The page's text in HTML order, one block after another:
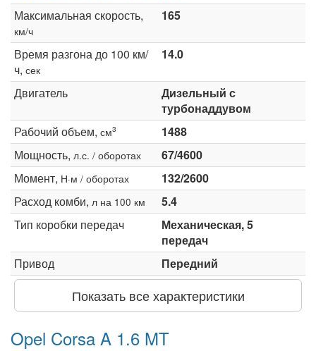
Максимальная скорость,
км/ч
165
Время разгона до 100 км/
ч, сек
14.0
Двигатель
Дизельный с
турбонаддувом
Рабочий объем, см3
1488
Мощность, л.с. / оборотах
67/4600
Момент, Н·м / оборотах
132/2600
Расход комби, л на 100 км
5.4
Тип коробки передач
Механическая, 5
передач
Привод
Передний
Показать все характеристики
Opel Corsa A 1.6 MT